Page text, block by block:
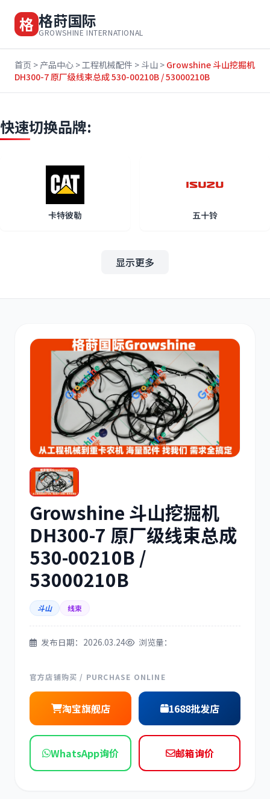
格 格莳国际
GROWSHINE INTERNATIONAL
首页 > 产品中心 >工程机械配件 > 斗山 > Growshine 斗山挖掘机
DH300-7 原厂级线束总成 530-00210B / 53000210B
快速切换品牌:
卡特彼勒 五十铃
其他 小松
沃尔沃 康明斯
日立
三菱
洋马
神钢 日野
显示更多
Growshine 斗山挖掘机
DH300-7 原厂级线束总成
530-00210B /
53000210B
斗山 线束
发布日期：2026.03.24 浏览量：
官方店铺购买 / PURCHASE ONLINE
淘宝旗舰店 1688批发店
WhatsApp询价 邮箱询价